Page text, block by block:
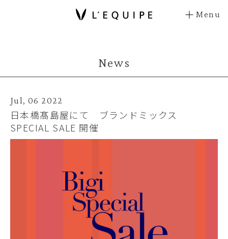
Menu
News
Jul, 06 2022
日本橋髙島屋にて ブランドミックス
SPECIAL SALE 開催